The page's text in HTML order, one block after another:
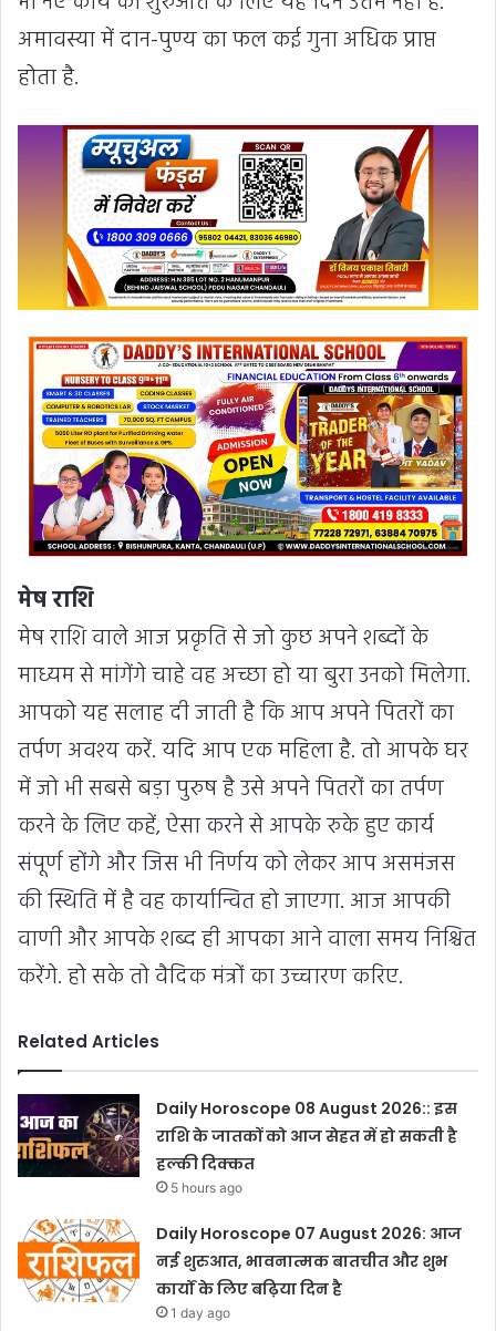
अमावस्या में दान-पुण्य का फल कई गुना अधिक प्राप्त
होता है.
मेष राशि
मेष राशि वाले आज प्रकृति से जो कुछ अपने शब्दों के
माध्यम से मांगेंगे चाहे वह अच्छा हो या बुरा उनको मिलेगा.
आपको यह सलाह दी जाती है कि आप अपने पितरों का
तर्पण अवश्य करें. यदि आप एक महिला है. तो आपके घर
में जो भी सबसे बड़ा पुरुष है उसे अपने पितरों का तर्पण
करने के लिए कहें, ऐसा करने से आपके रुके हुए कार्य
संपूर्ण होंगे और जिस भी निर्णय को लेकर आप असमंजस
की स्थिति में है वह कार्यान्वित हो जाएगा. आज आपकी
वाणी और आपके शब्द ही आपका आने वाला समय निश्चित
करेंगे. हो सके तो वैदिक मंत्रों का उच्चारण करिए.
Related Articles
Daily Horoscope 08 August 2026:: इस
राशि के जातकों को आज सेहत में हो सकती है
हल्की दिक्कत
5 hours ago
Daily Horoscope 07 August 2026: आज
नई शुरुआत, भावनात्मक बातचीत और शुभ
कार्यों के लिए बढ़िया दिन है
1 day ago